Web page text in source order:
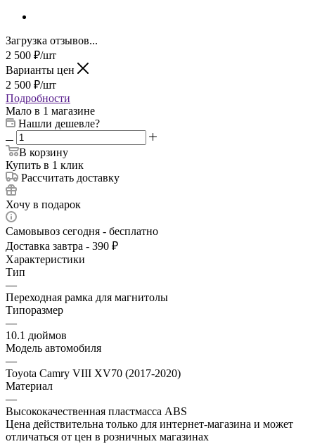
Загрузка отзывов...
2 500 ₽/шт
Варианты цен
2 500 ₽/шт
Подробности
Мало в 1 магазине
Нашли дешевле?
В корзину
Купить в 1 клик
Рассчитать доставку
Хочу в подарок
Самовывоз сегодня - бесплатно
Доставка завтра - 390 ₽
Характеристики
Тип
—
Переходная рамка для магнитолы
Типоразмер
—
10.1 дюймов
Модель автомобиля
—
Toyota Camry VIII XV70 (2017-2020)
Материал
—
Высококачественная пластмасса ABS
Цена действительна только для интернет-магазина и может
отличаться от цен в розничных магазинах